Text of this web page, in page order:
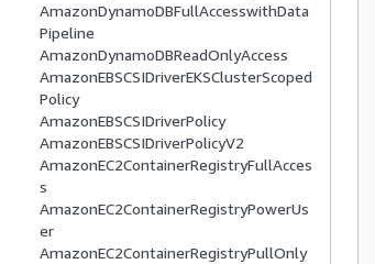
AmazonDynamoDBFullAccesswithData
Pipeline
AmazonDynamoDBReadOnlyAccess
AmazonEBSCSIDriverEKSClusterScoped
Policy
AmazonEBSCSIDriverPolicy
AmazonEBSCSIDriverPolicyV2
AmazonEC2ContainerRegistryFullAcces
s
AmazonEC2ContainerRegistryPowerUs
er
AmazonEC2ContainerRegistryPullOnly